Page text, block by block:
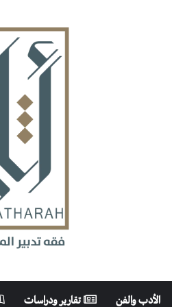
الأدب والفن تقارير ودراسات